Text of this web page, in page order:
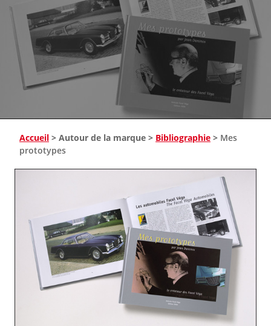
Accueil > Autour de la marque > Bibliographie > Mes
prototypes